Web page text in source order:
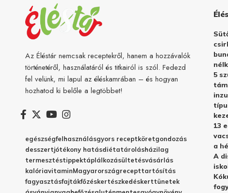
Az Éléstár nemcsak receptekről, hanem a hozzávalók
történetéről, használatáról és titkairól is szól. Fedezd
fel velünk, mi lapul az éléskamrában – és hogyan
hozhatod ki belőle a legtöbbet!
egészségfelhasználásgyors receptköretgondozás
desszertjótékony hatásdiétatárolásházilag
termesztéstippektáplálkozásültetésvásárlás
kalóriavitaminMagyarországrecepttartósítás
fagyasztásfajtákfőzéskertészkedéskerttünetek
5
13
a
A